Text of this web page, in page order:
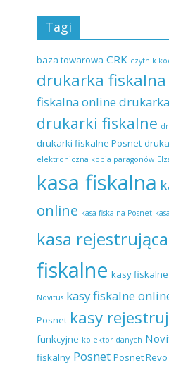
Tagi
baza towarowa CRK czytnik
drukarka fiskalna
fiskalna online
drukarki fiskalne
drukarki fiskalne Posnet
elektroniczna kopia paragonów
kasa fiskalna
online kasa fiskalna Posnet
kasa rejestrująca
fiskalne kasy fiskalne
Novitus kasy fiskalne
Posnet kasy
funkcyjne kolektor danych
fiskalny Posnet Posnet Revo